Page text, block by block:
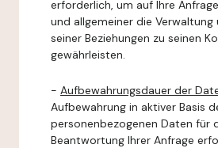
erforderlich, um auf Ihre
und allgemeiner die Verwaltung
seiner Beziehungen zu seinen
gewährleisten.
- Aufbewahrungsdauer der
Aufbewahrung in aktiver Basis
personenbezogenen Daten für
Beantwortung Ihrer Anfrage